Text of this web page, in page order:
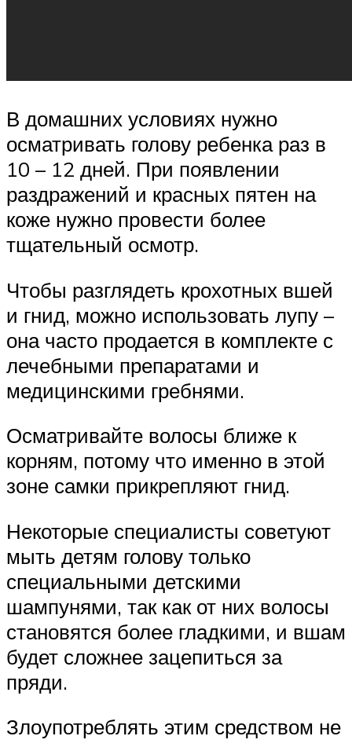
В домашних условиях нужно
осматривать голову ребенка раз в
10 – 12 дней. При появлении
раздражений и красных пятен на
коже нужно провести более
тщательный осмотр.
Чтобы разглядеть крохотных вшей
и гнид, можно использовать лупу –
она часто продается в комплекте с
лечебными препаратами и
медицинскими гребнями.
Осматривайте волосы ближе к
корням, потому что именно в этой
зоне самки прикрепляют гнид.
Некоторые специалисты советуют
мыть детям голову только
специальными детскими
шампунями, так как от них волосы
становятся более гладкими, и вшам
будет сложнее зацепиться за
пряди.
Злоупотреблять этим средством не